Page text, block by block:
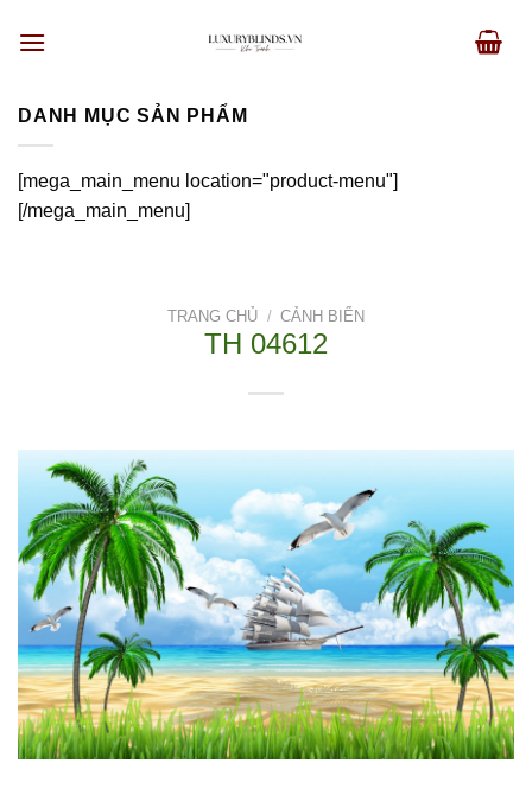
DANH MỤC SẢN PHẨM
[mega_main_menu location="product-menu"]
[/mega_main_menu]
TRANG CHỦ / CẢNH BIỂN
TH 04612